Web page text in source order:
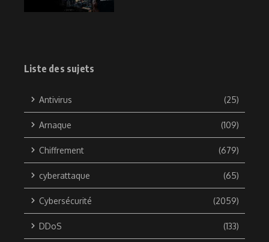
Liste des sujets
Antivirus (25)
Arnaque (109)
Chiffrement (679)
cyberattaque (65)
Cybersécurité (2059)
DDoS (133)